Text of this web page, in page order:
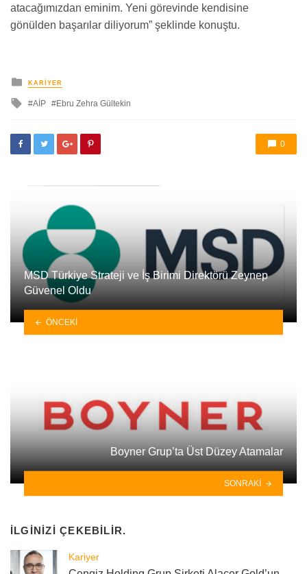
atacağımızdan eminim. Yeni görevinde kendisine
gönülden başarılar diliyorum” şeklinde konuştu.
yayınlanan
KARIYER
ileAİP Ebru Zehra Gültekin
0
MSD Türkiye Strateji ve İş Birimi Direktörü Zeynep
Güvenel Oldu
ÖNCEKI
Boyner Grup’ta Üst Düzey Atamalar
SONRAKI
İLGINIZI ÇEKEBILIR.
Kariyer